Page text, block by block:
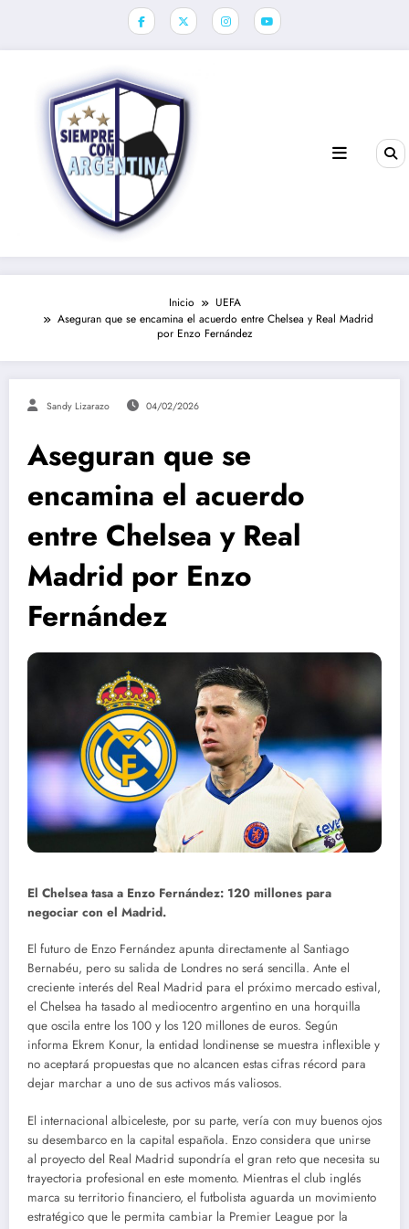
Inicio
UEFA
Aseguran que se encamina el acuerdo entre Chelsea y Real Madrid
por Enzo Fernández
Sandy Lizarazo 04/02/2026
Aseguran que se
encamina el acuerdo
entre Chelsea y Real
Madrid por Enzo
Fernández
El Chelsea tasa a Enzo Fernández: 120 millones para
negociar con el Madrid.
El futuro de Enzo Fernández apunta directamente al Santiago
Bernabéu, pero su salida de Londres no será sencilla. Ante el
creciente interés del Real Madrid para el próximo mercado estival,
el Chelsea ha tasado al mediocentro argentino en una horquilla
que oscila entre los 100 y los 120 millones de euros. Según
informa Ekrem Konur, la entidad londinense se muestra inflexible y
no aceptará propuestas que no alcancen estas cifras récord para
dejar marchar a uno de sus activos más valiosos.
El internacional albiceleste, por su parte, vería con muy buenos ojos
su desembarco en la capital española. Enzo considera que unirse
al proyecto del Real Madrid supondría el gran reto que necesita su
trayectoria profesional en este momento. Mientras el club inglés
marca su territorio financiero, el futbolista aguarda un movimiento
estratégico que le permita cambiar la Premier League por la